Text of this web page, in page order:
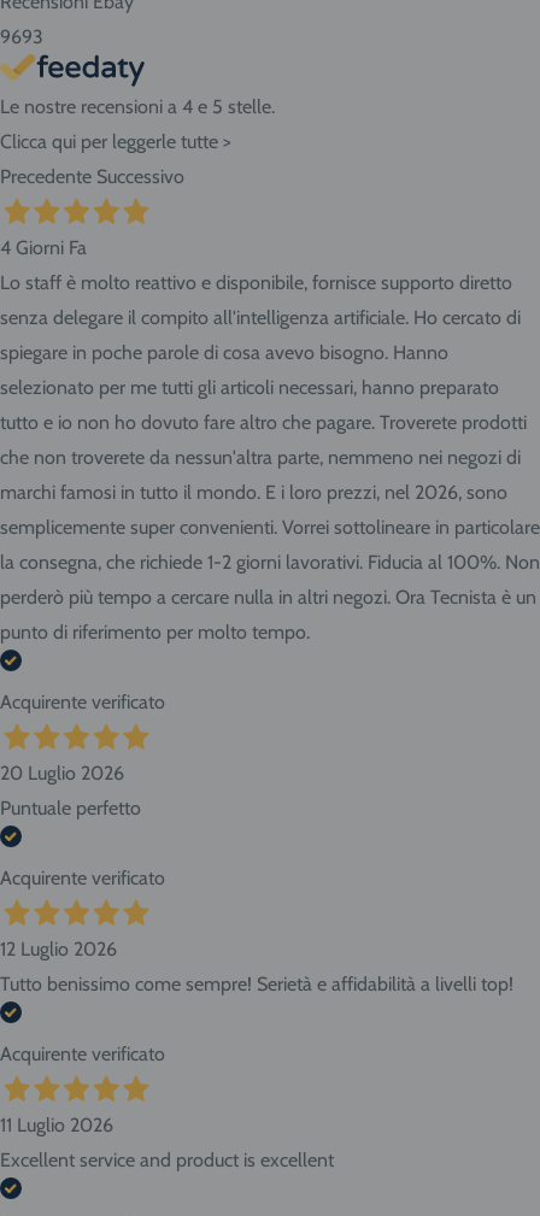
9693
Le nostre recensioni a 4 e 5 stelle.
Clicca qui per leggerle tutte >
Precedente Successivo
4 Giorni Fa
Lo staff è molto reattivo e disponibile, fornisce supporto diretto
senza delegare il compito all'intelligenza artificiale. Ho cercato di
spiegare in poche parole di cosa avevo bisogno. Hanno
selezionato per me tutti gli articoli necessari, hanno preparato
tutto e io non ho dovuto fare altro che pagare. Troverete prodotti
che non troverete da nessun'altra parte, nemmeno nei negozi di
marchi famosi in tutto il mondo. E i loro prezzi, nel 2026, sono
semplicemente super convenienti. Vorrei sottolineare in particolare
la consegna, che richiede 1-2 giorni lavorativi. Fiducia al 100%. Non
perderò più tempo a cercare nulla in altri negozi. Ora Tecnista è un
punto di riferimento per molto tempo.
Acquirente verificato
20 Luglio 2026
Puntuale perfetto
Acquirente verificato
12 Luglio 2026
Tutto benissimo come sempre! Serietà e affidabilità a livelli top!
Acquirente verificato
11 Luglio 2026
Excellent service and product is excellent